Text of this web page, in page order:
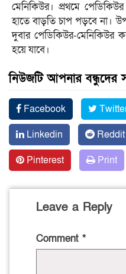
মেনিকিউর। প্রথমে
হাতে বাড়তি চাপ পড়বে না।
দুবার পেডিকিউর-মেনিকিউর
হয়ে যাবে।
নিউজটি আপনার বন্ধুদের
Facebook
Linkedin
Reddit
Pinterest
Print
Leave a Reply
Comment *